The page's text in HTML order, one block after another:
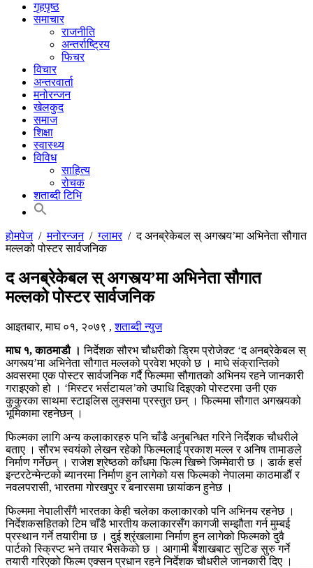
गृहपृष्ठ
समाचार
राजनीति
अन्तर्राष्ट्रिय
फिचर
विचार
अन्तरवार्ता
मनोरन्जन
खेलकुद
समाज
शिक्षा
स्वास्थ्य
विविध
साहित्य
रोचक
शताब्दी टिभि
होमपेज/मनोरन्जन/ग्लामर/द अनब्रेकेबल स् अगस्त्य’मा अभिनेता सौगात
मल्लको पोस्टर सार्वजनिक
द अनब्रेकेबल स् अगस्त्य’मा अभिनेता सौगात
मल्लको पोस्टर सार्वजनिक
आइतबार, माघ ०१, २०७९ ,शताब्दी न्युज
माघ १, काठमाडौ । निर्देशक सौरभ चौधरीको ड्रिम प्रोजेक्ट ‘द अनब्रेकेबल स्
अगस्त्य’मा अभिनेता सौगात मल्लको प्रवेश भएको छ । माघे संक्रान्तिको
अवसरमा एक पोस्टर सार्वजनिक गर्दै फिल्ममा सौगातको अभिनय रहने जानकारी
गराइएको हो । ‘मिस्टर भर्सटायल’को उपाधि दिइएको पोस्टरमा उनी एक
कुकुरका साथमा स्टाइलिस लुक्समा प्रस्तुत छन् । फिल्ममा सौगात अगस्त्यको
भूमिकामा रहनेछन् ।
फिल्मका लागि अन्य कलाकारहरु पनि चाँडै अनुबन्धित गरिने निर्देशक चौधरीले
बताए । सौरभ स्वयंको लेखन रहेको फिल्मलाई प्रकाश मल्ल र अनिष तामाङले
निर्माण गर्नेछन् । राजेश श्रेष्ठको काँधमा फिल्म खिच्ने जिम्मेवारी छ । डार्क हर्स
इन्टरटेन्मेन्टको ब्यानरमा निर्माण हुन लागेको यस फिल्मको नेपालमा काठमाडौं र
नवलपरासी, भारतमा गोरखपुर र बनारसमा छायांकन हुनेछ ।
फिल्ममा नेपालीसँगै भारतका केही चलेका कलाकारको पनि अभिनय रहनेछ ।
निर्देशकसहितको टिम चाँडै भारतीय कलाकारसँग कागजी सम्झौता गर्न मुम्बई
प्रस्थान गर्ने तयारीमा छ । दुई श्रृंखलामा निर्माण हुन लागेको फिल्मको दुवै
पार्टको स्क्रिप्ट भने तयार भैसकेको छ । आगामी बैशाखबाट सुटिङ सुरु गर्ने
तयारी गरिएको फिल्म एक्सन प्रधान रहने निर्देशक चौधरीले जानकारी दिए ।